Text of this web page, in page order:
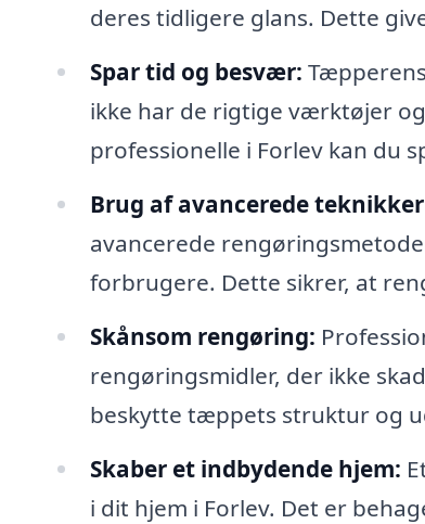
deres tidligere glans. Dette
Spar tid og besvær:
ikke har de rigtige værktøjer
professionelle i Forlev kan du
Brug af avancerede
avancerede
forbrugere. Dette sikrer, at
Skånsom rengøring:
rengøringsmidler, der ikke
beskytte tæppets struktur og
Skaber et indbydende hjem:
i dit hjem i Forlev. Det er